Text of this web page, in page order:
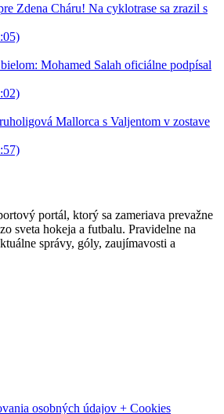
Zdena Cháru! Na cyklotrase sa zrazil s
Mohamed Salah oficiálne podpísal
Mallorca s Valjentom v zostave
portál, ktorý sa zameriava prevažne
sveta hokeja a futbalu. Pravidelne na
správy, góly, zaujímavosti a
osobných údajov + Cookies